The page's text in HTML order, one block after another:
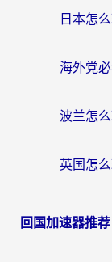
回国加速器推荐